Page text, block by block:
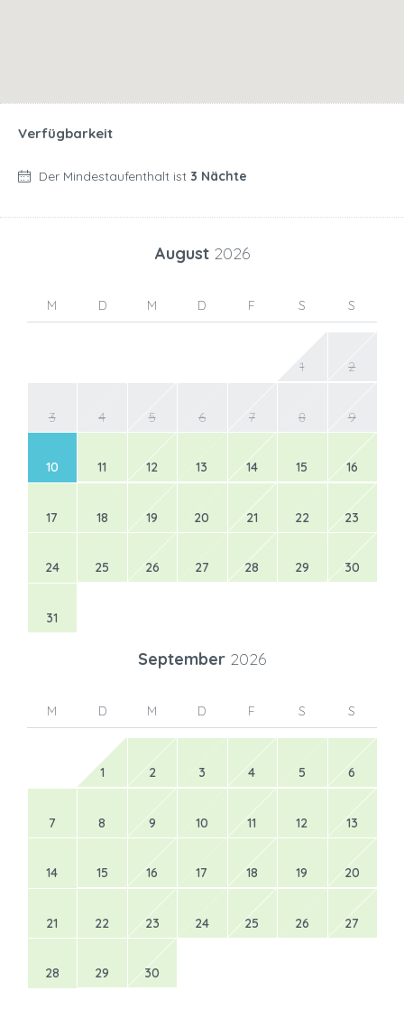
Verfügbarkeit
Der Mindestaufenthalt ist 3 Nächte
August 2026
M D M D F S S
1 2
3 4 5 6 7 8 9
10 11 12 13 14 15 16
17 18 19 20 21 22 23
24 25 26 27 28 29 30
31
September 2026
M D M D F S S
1 2 3 4 5 6
7 8 9 10 11 12 13
14 15 16 17 18 19 20
21 22 23 24 25 26 27
28 29 30